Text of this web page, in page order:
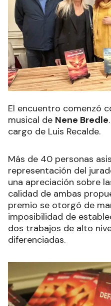
El encuentro comenzó
musical de Nene Bredle
cargo de Luis Recalde.
Más de 40 personas
representación del
una apreciación sobre
calidad de ambas
premio se otorgó de
imposibilidad de
dos trabajos de alto
diferenciadas.